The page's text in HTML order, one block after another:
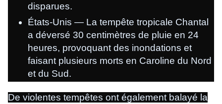
disparues.
États-Unis — La tempête tropicale Chantal
a déversé 30 centimètres de pluie en 24
heures, provoquant des inondations et
faisant plusieurs morts en Caroline du Nord
et du Sud.
De violentes tempêtes ont également balayé la